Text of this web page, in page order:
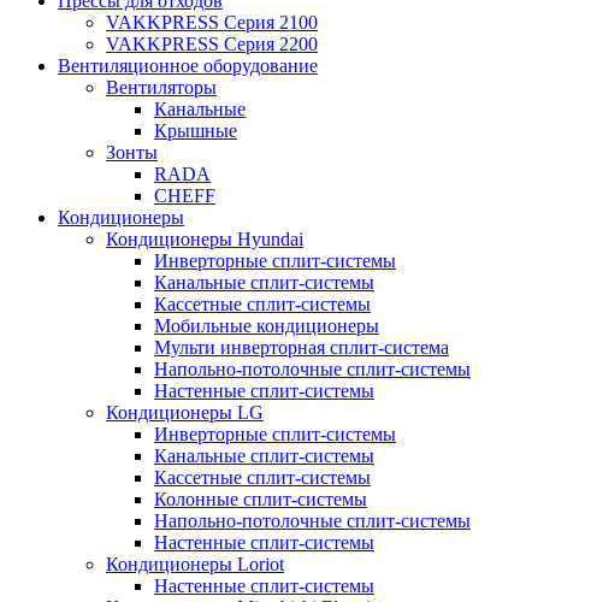
VAKKPRESS Серия 2100
VAKKPRESS Серия 2200
Вентиляционное оборудование
Вентиляторы
Канальные
Крышные
Зонты
RADA
CHEFF
Кондиционеры
Кондиционеры Hyundai
Инверторные сплит-системы
Канальные сплит-системы
Кассетные сплит-системы
Мобильные кондиционеры
Мульти инверторная сплит-система
Напольно-потолочные сплит-системы
Настенные сплит-системы
Кондиционеры LG
Инверторные сплит-системы
Канальные сплит-системы
Кассетные сплит-системы
Колонные сплит-системы
Напольно-потолочные сплит-системы
Настенные сплит-системы
Кондиционеры Loriot
Настенные сплит-системы